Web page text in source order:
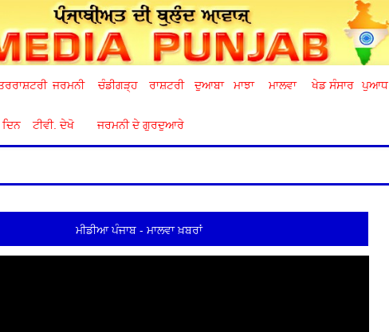
ਜਰਮਨੀ ਚੰਡੀਗੜ੍ਹ ਰਾਸ਼ਟਰੀ ਦੁਆਬਾ ਮਾਝਾ ਮਾਲਵਾ ਖੇਡ ਸੰਸਾਰ ਪੁਆਧ
ਟੀਵੀ. ਦੇਖੋ ਜਰਮਨੀ ਦੇ ਗੁਰਦੁਆਰੇ
ਮੀਡੀਆ ਪੰਜਾਬ - ਮਾਲਵਾ ਖ਼ਬਰਾਂ